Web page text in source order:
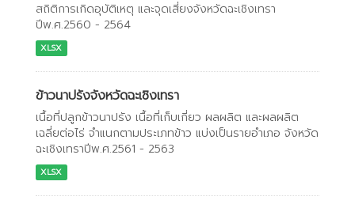
สถิติการเกิดอุบัติเหตุ และจุดเสี่ยงจังหวัดฉะเชิงเทรา
ปีพ.ศ.2560 - 2564
XLSX
ข้าวนาปรังจังหวัดฉะเชิงเทรา
เนื้อที่ปลูกข้าวนาปรัง เนื้อที่เก็บเกี่ยว ผลผลิต และผลผลิต
เฉลี่ยต่อไร่ จำแนกตามประเภทข้าว แบ่งเป็นรายอำเภอ จังหวัด
ฉะเชิงเทราปีพ.ศ.2561 - 2563
XLSX